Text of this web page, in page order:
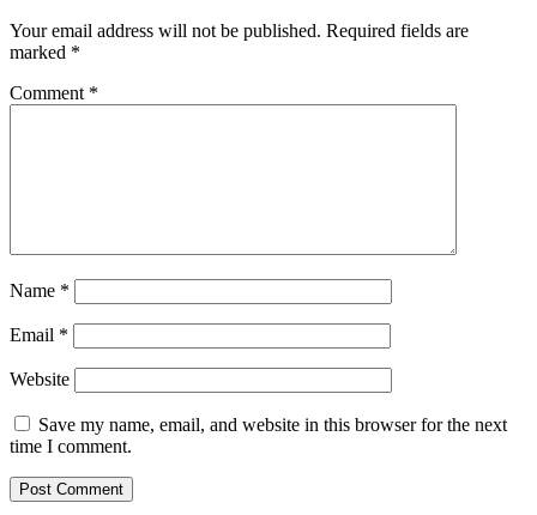
Your email address will not be published. Required fields are
marked *
Comment *
Name *
Email *
Website
Save my name, email, and website in this browser for the next
time I comment.